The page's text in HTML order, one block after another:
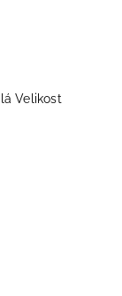
Velikost